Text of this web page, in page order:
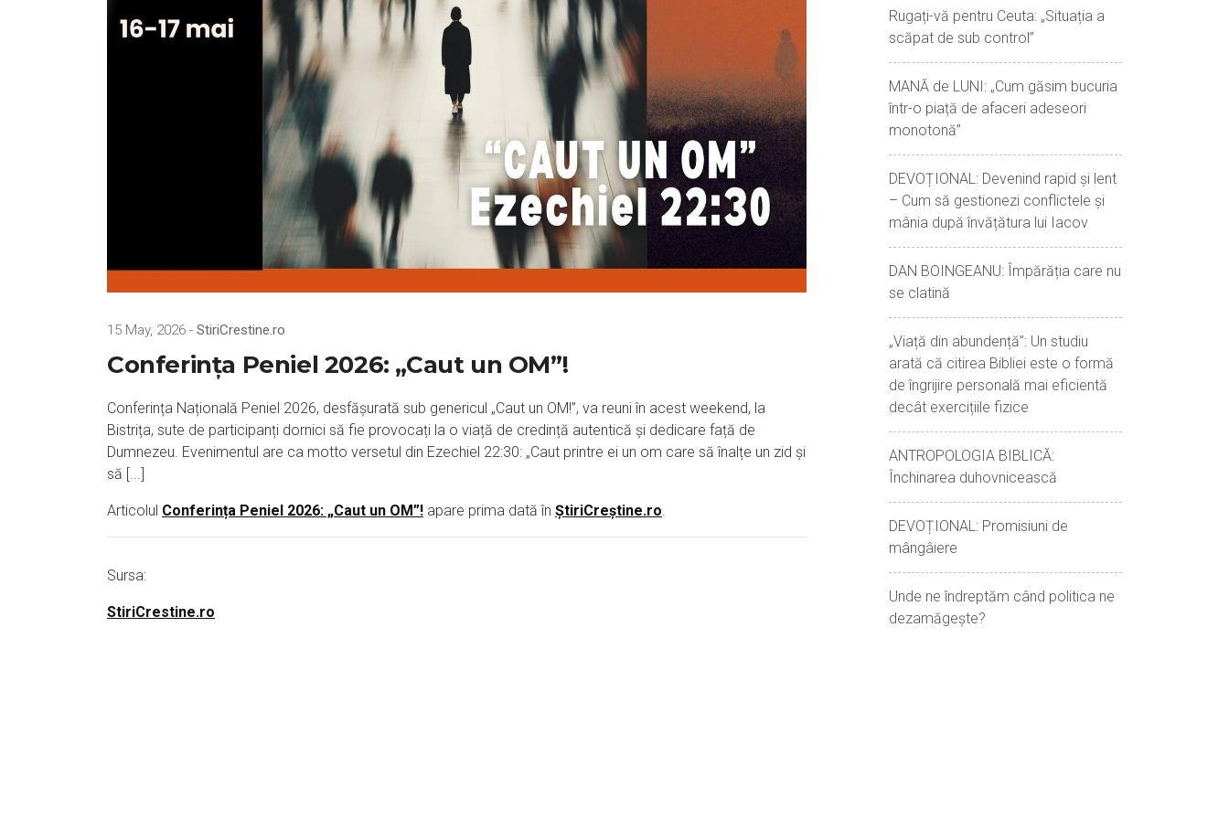
15 May, 2026 - StiriCrestine.ro
Conferința Peniel 2026: „Caut un OM”!
Conferința Națională Peniel 2026, desfășurată sub genericul „Caut un OM!”, va reuni în acest weekend, la
Bistrița, sute de participanți dornici să fie provocați la o viață de credință autentică și dedicare față de
Dumnezeu. Evenimentul are ca motto versetul din Ezechiel 22:30: „Caut printre ei un om care să înalțe un zid și
să [...]
Articolul Conferința Peniel 2026: „Caut un OM”! apare prima dată în ȘtiriCreștine.ro.
Sursa:
StiriCrestine.ro
Rugați-vă pentru Ceuta: „Situația a
scăpat de sub control”
MANĂ de LUNI: „Cum găsim bucuria
într-o piață de afaceri adeseori
monotonă”
DEVOȚIONAL: Devenind rapid și lent
– Cum să gestionezi conflictele și
mânia după învățătura lui Iacov
DAN BOINGEANU: Împărăția care nu
se clatină
„Viață din abundență”: Un studiu
arată că citirea Bibliei este o formă
de îngrijire personală mai eficientă
decât exercițiile fizice
ANTROPOLOGIA BIBLICĂ:
Închinarea duhovnicească
DEVOȚIONAL: Promisiuni de
mângâiere
Unde ne îndreptăm când politica ne
dezamăgește?